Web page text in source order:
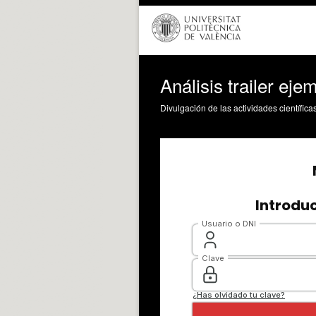
Análisis trailer
Divulgación de las actividades